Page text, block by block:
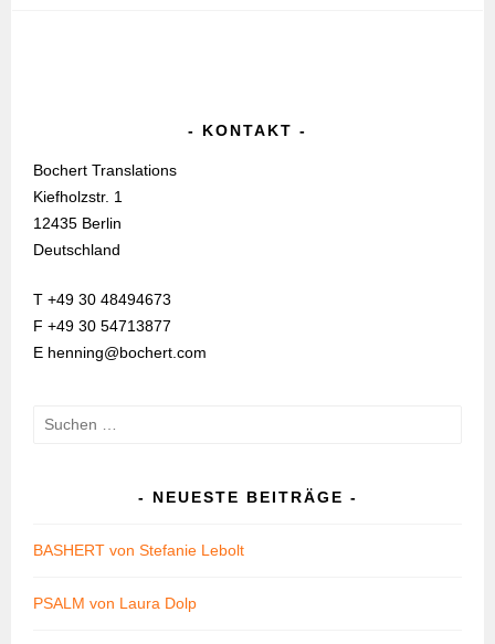
KONTAKT
Bochert Translations
Kiefholzstr. 1
12435 Berlin
Deutschland
T +49 30 48494673
F +49 30 54713877
E henning@bochert.com
Suchen
NEUESTE BEITRÄGE
BASHERT von Stefanie Lebolt
PSALM von Laura Dolp